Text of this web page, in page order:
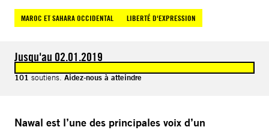
MAROC ET SAHARA OCCIDENTAL LIBERTÉ D'EXPRESSION
Jusqu'au 02.01.2019
101 soutiens. Aidez-nous à atteindre
Nawal est l’une des principales voix d’un